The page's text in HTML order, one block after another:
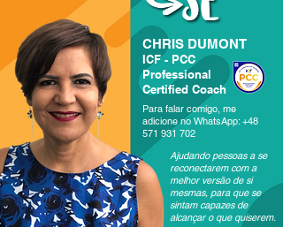
CHRIS DUMONT
ICF - PCC
Professional
Certified Coach
Para falar comigo, me
adicione no WhatsApp: +48
571 931 702
Ajudando pessoas a se
reconectarem com a
melhor versão de si
mesmas, para que se
sintam capazes de
alcançar o que quiserem.